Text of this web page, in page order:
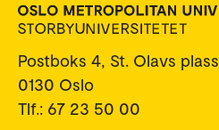
Postboks 4, St. Olavs plass
0130 Oslo
Tlf.: 67 23 50 00